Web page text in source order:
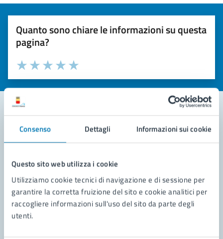
Consenso Dettagli Informazioni sui cookie
Questo sito web utilizza i cookie
Utilizziamo cookie tecnici di navigazione e di sessione per
garantire la corretta fruizione del sito e cookie analitici per
raccogliere informazioni sull'uso del sito da parte degli
utenti.
Quanto sono chiare le informazioni su questa
pagina?
Valuta la chiarezza delle informazioni (da 1 a 5 stelle)
Seleziona il numero di stelle per valutare la chiarezza delle
Valuta 5 stelle su 5
Valuta 4 stelle su 5
Valuta 3 stelle su 5
Valuta 2 stelle su 5
Valuta 1 stelle su 5
Contatta il comune
Richiedi assistenza
Prenota appuntamento
Problemi in città